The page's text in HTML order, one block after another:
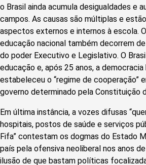
o Brasil ainda acumula desigualdades e
campos. As causas são múltiplas e
aspectos externos e internos à escola.
educação nacional também decorrem
do poder Executivo e Legislativo. O
educação e, após 25 anos, a democracia
estabeleceu o “regime de cooperação”
governo determinado pela Constituição
Em última instância, a vozes difusas
hospitais, postos de saúde e serviços
Fifa” contestam os dogmas do Estado
país pela ofensiva neoliberal nos anos
ilusão de que bastam políticas